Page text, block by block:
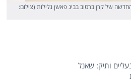
של קרן ברטוב בביג פאשן גלילות (צילום: